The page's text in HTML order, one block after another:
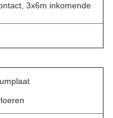
3x6m inkomende